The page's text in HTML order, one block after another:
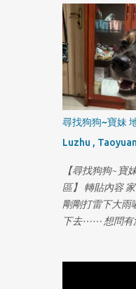
也不回來越飛越
都喊不回來，找
同我的小孩一樣
尋找狗狗~寶妹
Luzhu , Taoyuan
【尋找狗狗~寶
區】 轉貼內容
剛剛打雷下大雨
下去⋯⋯ 想問有